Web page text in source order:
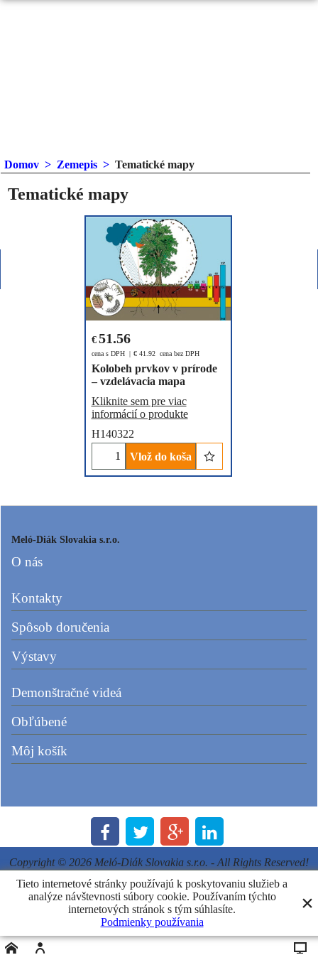
Domov > Zemepis > Tematické mapy
Tematické mapy
€ 51.56
cena s DPH € 41.92 cena bez DPH
Kolobeh prvkov v prírode
– vzdelávacia mapa
Kliknite sem pre viac
informácií o produkte
H140322
Vlož do koša
Meló-Diák Slovakia s.r.o.
O nás
Kontakty
Spôsob doručenia
Výstavy
Demonštračné videá
Obľúbené
Môj košík
Copyright © 2026 Meló-Diák Slovakia s.r.o. - All Rights Reserved!
Powered by ShopFactory
Tieto internetové stránky používajú k poskytovaniu služieb a
analýze návštevnosti súbory cookie. Používaním týchto
internetových stránok s tým súhlasíte.
Podmienky používania